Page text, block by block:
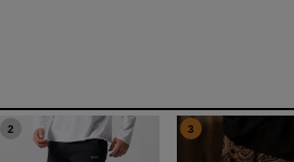
2 3